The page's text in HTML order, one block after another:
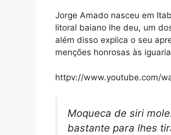
Jorge Amado nasceu em
litoral baiano lhe deu, um
além disso explica o seu
menções honrosas às
httpv://www.youtube.com/
Moqueca de siri
bastante para lhes